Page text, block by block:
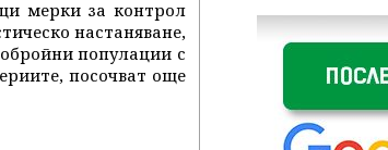
мерки за контрол
настаняване,
популации с
посочват още